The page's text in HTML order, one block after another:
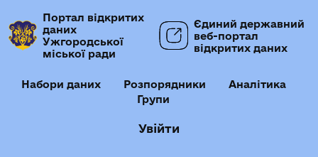
Портал відкритих
даних
Ужгородської
міської ради
Єдиний державний
веб-портал
відкритих даних
Набори даних Розпорядники
Аналітика
Групи
Увійти